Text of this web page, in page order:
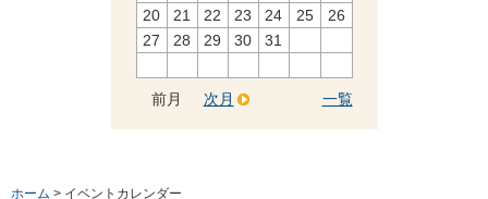
20
21 22 23 24 25
26
27
28 29 30 31
前月 一覧
次月
ホーム > イベントカレンダー